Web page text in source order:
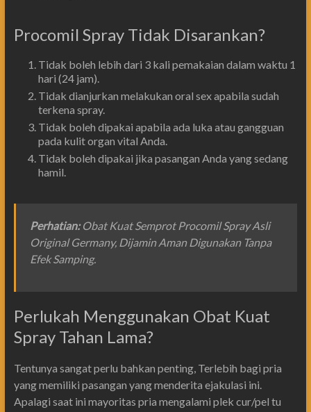
Procomil Spray Tidak Disarankan?
Tidak boleh lebih dari 3 kali pemakaian dalam waktu 1
hari (24 jam).
Tidak dianjurkan melakukan oral sex apabila sudah
terkena spray.
Tidak boleh dipakai apabila ada luka atau gangguan
pada kulit organ vital Anda.
Tidak boleh dipakai jika pasangan Anda yang sedang
hamil.
Perhatian: Obat Kuat Semprot Procomil Spray Asli
Original Germany, Dijamin Aman Digunakan Tanpa
Efek Samping.
Perlukah Menggunakan Obat Kuat
Spray Tahan Lama?
Tentunya sangat perlu bahkan penting, Terlebih bagi pria
yang memiliki pasangan yang menderita ejakulasi ini.
Apalagi saat ini mayoritas pria mengalami plek cur/pel tu